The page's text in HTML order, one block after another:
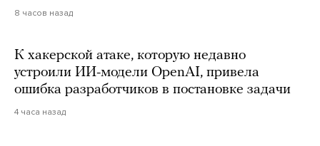
8 часов назад
К хакерской атаке, которую недавно
устроили ИИ-модели OpenAI, привела
ошибка разработчиков в постановке задачи
4 часа назад